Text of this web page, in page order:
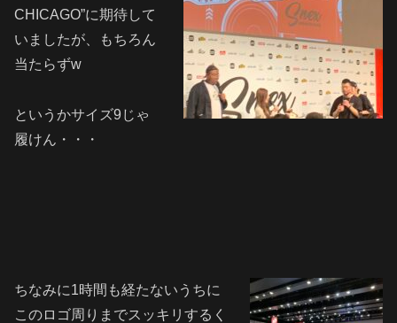
CHICAGO”に期待して
いましたが、もちろん
当たらずw
というかサイズ9じゃ
履けん・・・
ちなみに1時間も経たないうちに
このロゴ周りまでスッキリするく